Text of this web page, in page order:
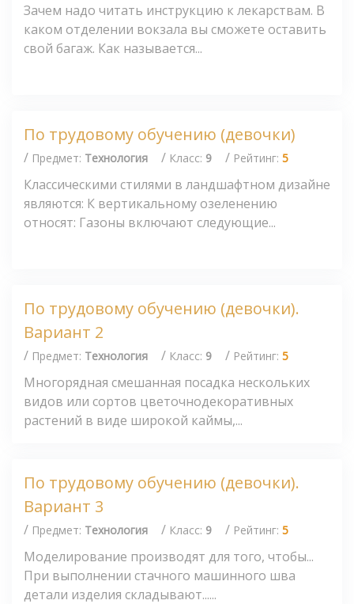
Зачем надо читать инструкцию к лекарствам. В
каком отделении вокзала вы сможете оставить
свой багаж. Как называется...
По трудовому обучению (девочки)
/ Предмет: Технология / Класс: 9 / Рейтинг: 5
Классическими стилями в ландшафтном дизайне
являются: К вертикальному озеленению
относят: Газоны включают следующие...
По трудовому обучению (девочки).
Вариант 2
/ Предмет: Технология / Класс: 9 / Рейтинг: 5
Многорядная смешанная посадка нескольких
видов или сортов цветочнодекоративных
растений в виде широкой каймы,...
По трудовому обучению (девочки).
Вариант 3
/ Предмет: Технология / Класс: 9 / Рейтинг: 5
Моделирование производят для того, чтобы...
При выполнении стачного машинного шва
детали изделия складывают......